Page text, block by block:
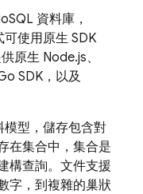
資料庫，
使用原生 SDK
原生 Node.js、
SDK，以及
模型，儲存包含對
在集合中，集合是
構查詢。文件支援
字，到複雜的巢狀